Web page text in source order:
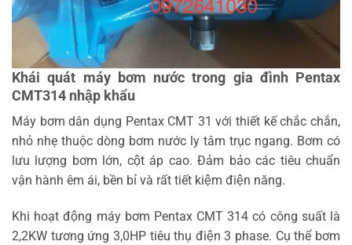
Khái quát máy bơm nước trong gia đình Pentax
CMT314 nhập khẩu
Máy bơm dân dụng Pentax CMT 31 với thiết kế chắc chắn,
nhỏ nhẹ thuộc dòng bơm nước ly tâm trục ngang. Bơm có
lưu lượng bơm lớn, cột áp cao. Đảm bảo các tiêu chuẩn
vận hành êm ái, bền bỉ và rất tiết kiệm điện năng.
Khi hoạt động máy bơm Pentax CMT 314 có công suất là
2,2KW tương ứng 3,0HP tiêu thụ điện 3 phase. Cụ thể bơm